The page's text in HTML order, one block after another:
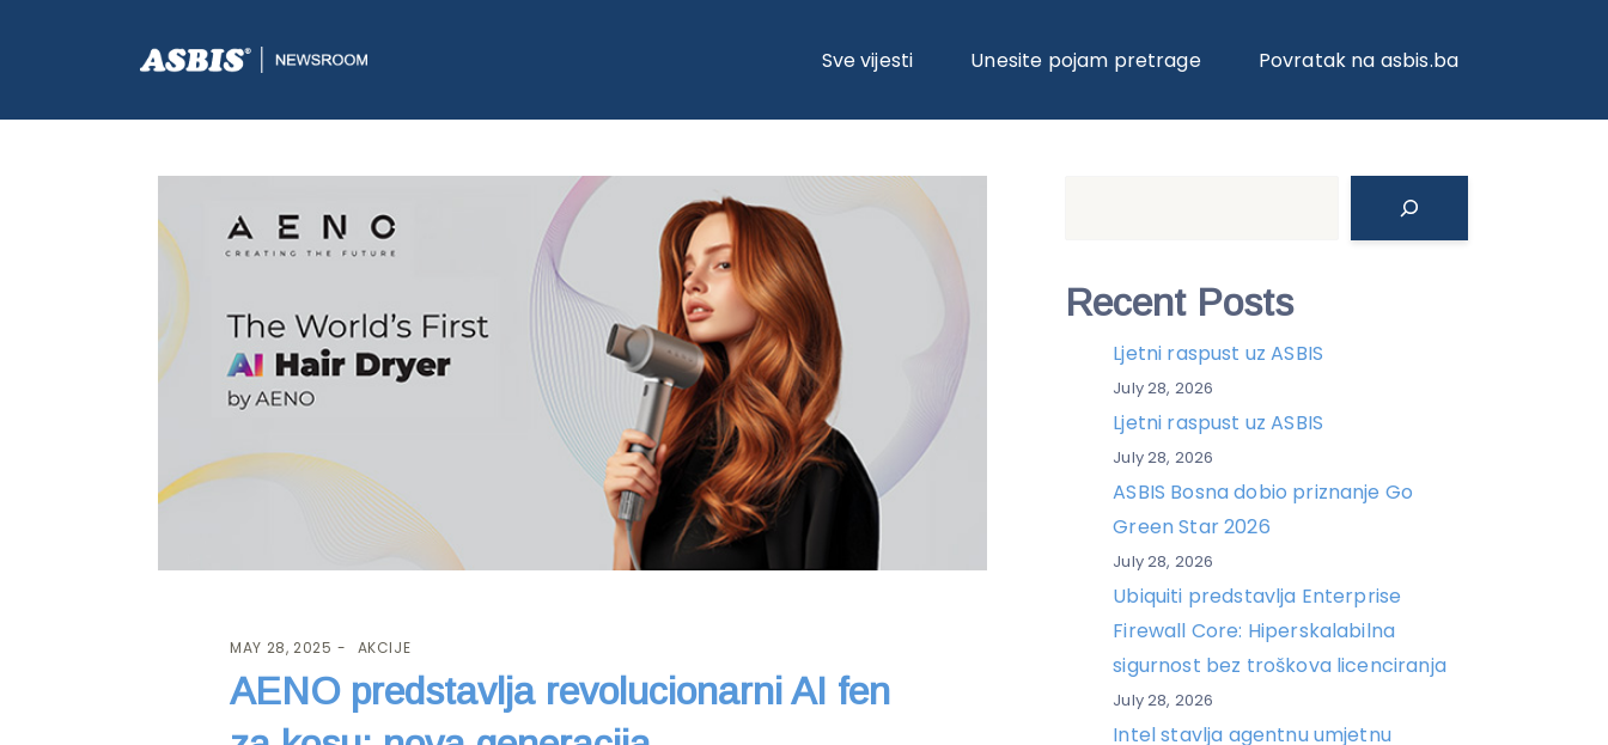
Sve vijesti Unesite pojam pretrage Povratak na asbis.ba
ASBIS.BA>AKCIJE> AENO PREDSTAVLJA REVOLUCIONARNI AI FEN ZA KOSU: NOVA GENERACIJA PERSONALIZIRANE NJEGE KOSE
MAY 28, 2025 AKCIJE
AENO predstavlja revolucionarni AI fen
Recent Posts
Ljetni raspust uz ASBIS
July 28, 2026
Ljetni raspust uz ASBIS
July 28, 2026
ASBIS Bosna dobio priznanje Go
Green Star 2026
July 28, 2026
Ubiquiti predstavlja Enterprise
Firewall Core: Hiperskalabilna
sigurnost bez troškova licenciranja
July 28, 2026
Intel stavlja agentnu umjetnu